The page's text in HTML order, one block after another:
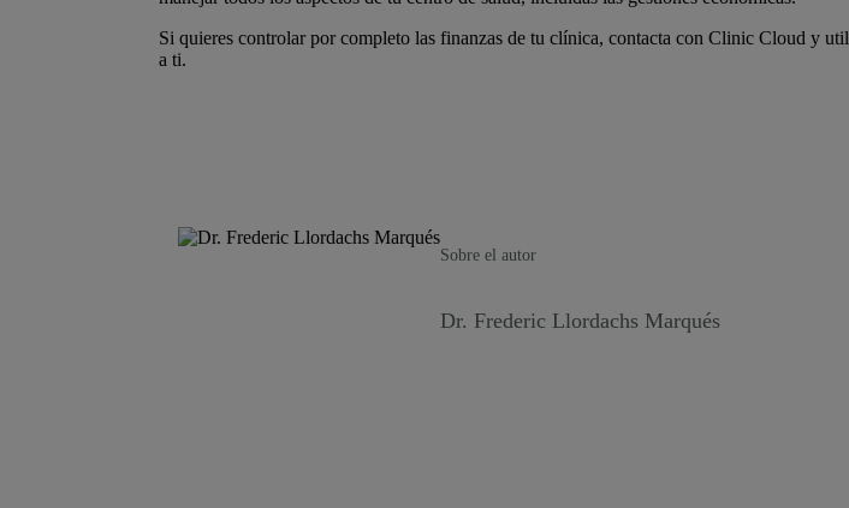
Si quieres controlar por completo las finanzas de tu clínica, contacta con Clinic Cloud y
a ti.
Sobre el autor
Dr. Frederic Llordachs Marqués